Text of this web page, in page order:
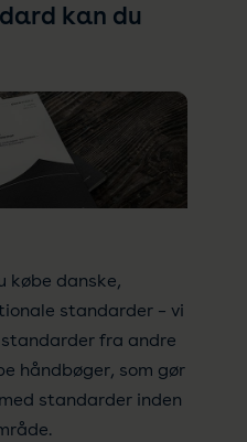
kan du
købe danske,
standarder – vi
fra andre
håndbøger, som gør
standarder inden